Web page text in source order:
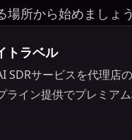
場所から始めましょう
トラベル
SDRサービスを代理店
ライン提供でプレミア